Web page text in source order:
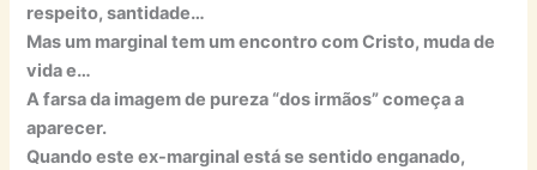
respeito, santidade…
Mas um marginal tem um encontro com Cristo, muda de
vida e…
A farsa da imagem de pureza “dos irmãos” começa a
aparecer.
Quando este ex-marginal está se sentido enganado,